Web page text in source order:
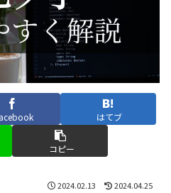
はてブ
コピー
2024.02.13 2024.04.25